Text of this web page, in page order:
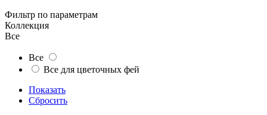
Фильтр по параметрам
Коллекция
Все
Все
Все для цветочных фей
Показать
Сбросить